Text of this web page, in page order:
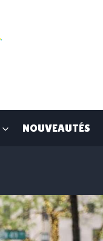
NOUVEAUTÉS